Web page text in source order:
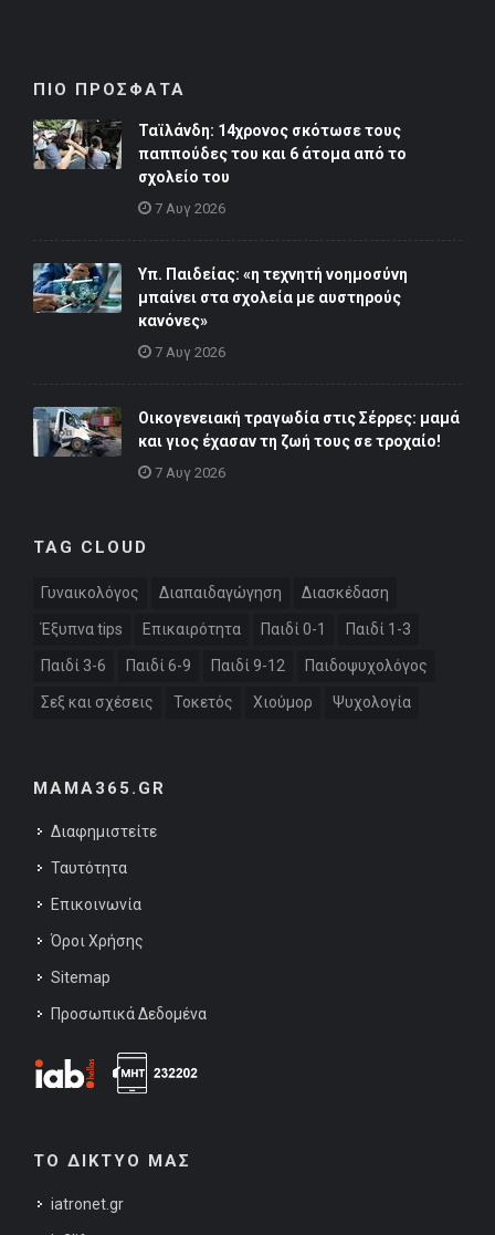
ΠΙΟ ΠΡΟΣΦΑΤΑ
Ταϊλάνδη: 14χρονος σκότωσε τους
παππούδες του και 6 άτομα από το
σχολείο του
7 Αυγ 2026
Υπ. Παιδείας: «η τεχνητή νοημοσύνη
μπαίνει στα σχολεία με αυστηρούς
κανόνες»
7 Αυγ 2026
Οικογενειακή τραγωδία στις Σέρρες: μαμά
και γιος έχασαν τη ζωή τους σε τροχαίο!
7 Αυγ 2026
TAG CLOUD
Γυναικολόγος Διαπαιδαγώγηση Διασκέδαση
Έξυπνα tips Επικαιρότητα Παιδί 0-1 Παιδί 1-3
Παιδί 3-6 Παιδί 6-9 Παιδί 9-12 Παιδοψυχολόγος
Σεξ και σχέσεις Τοκετός Χιούμορ Ψυχολογία
MAMA365.GR
Διαφημιστείτε
Ταυτότητα
Επικοινωνία
Όροι Χρήσης
Sitemap
Προσωπικά Δεδομένα
ΤΟ ΔΙΚΤΥΟ ΜΑΣ
iatronet.gr